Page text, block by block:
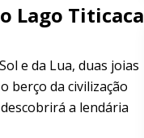
Lago Titicaca
e da Lua, duas joias
berço da civilização
a lendária